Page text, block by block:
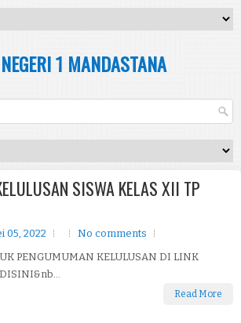
1 MANDASTANA
SISWA KELAS XII TP
05, 2022
No comments
PENGUMUMAN KELULUSAN DI LINK
Read More